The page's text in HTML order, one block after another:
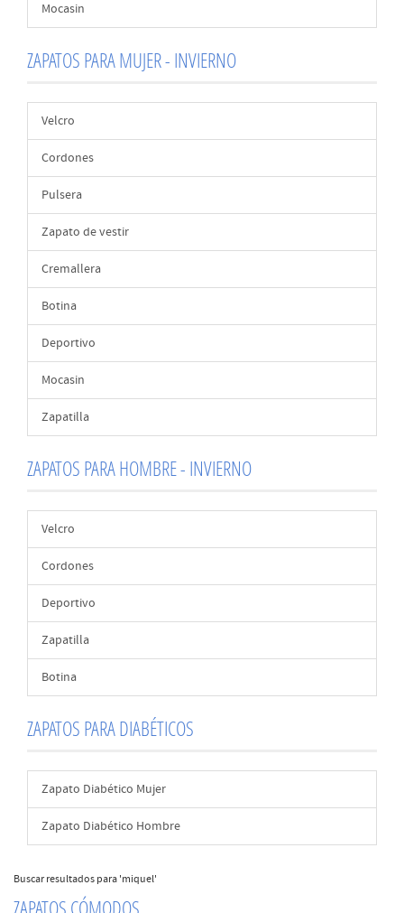
Mocasin
ZAPATOS PARA MUJER - INVIERNO
Velcro
Cordones
Pulsera
Zapato de vestir
Cremallera
Botina
Deportivo
Mocasin
Zapatilla
ZAPATOS PARA HOMBRE - INVIERNO
Velcro
Cordones
Deportivo
Zapatilla
Botina
ZAPATOS PARA DIABÉTICOS
Zapato Diabético Mujer
Zapato Diabético Hombre
Buscar resultados para 'miquel'